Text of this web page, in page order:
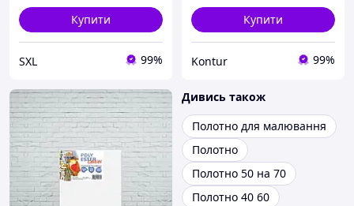
Купити
SXL 99%
Купити
Kontur 99%
Дивись також
Полотно для малювання
Полотно
Полотно 50 на 70
Полотно 40 60